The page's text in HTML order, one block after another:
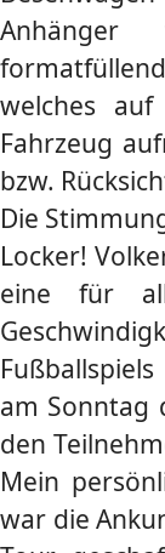
welches
Fahrzeug
bzw.
Die
Locker!
eine für
am Sonntag
den
Mein
war die